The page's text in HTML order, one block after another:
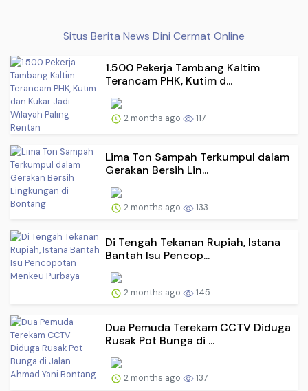
Situs Berita News Dini Cermat Online
1.500 Pekerja Tambang Kaltim
Terancam PHK, Kutim d...
2 months ago 117
Lima Ton Sampah Terkumpul dalam
Gerakan Bersih Lin...
2 months ago 133
Di Tengah Tekanan Rupiah, Istana
Bantah Isu Pencop...
2 months ago 145
Dua Pemuda Terekam CCTV Diduga
Rusak Pot Bunga di ...
2 months ago 137